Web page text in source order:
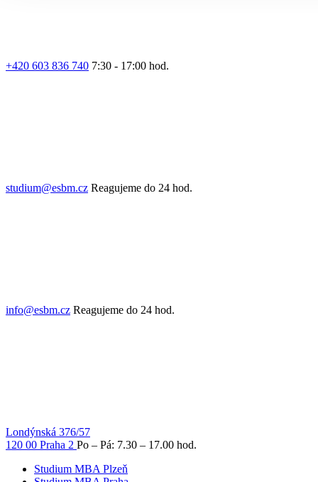
+420 603 836 740 7:30 - 17:00 hod.
studium@esbm.cz Reagujeme do 24 hod.
info@esbm.cz Reagujeme do 24 hod.
Londýnská 376/57
120 00 Praha 2 Po – Pá: 7.30 – 17.00 hod.
Studium MBA Plzeň